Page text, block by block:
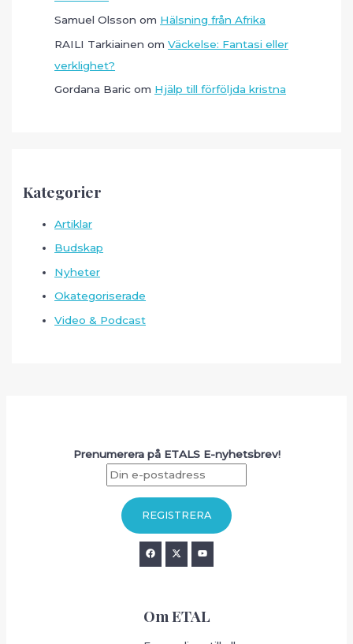
Samuel Olsson om Hälsning från Afrika
RAILI Tarkiainen omVäckelse: Fantasi eller
verklighet?
Gordana Baric om Hjälp till förföljda kristna
Kategorier
Artiklar
Budskap
Nyheter
Okategoriserade
Video & Podcast
Prenumerera på ETALS E-nyhetsbrev!
Om ETAL